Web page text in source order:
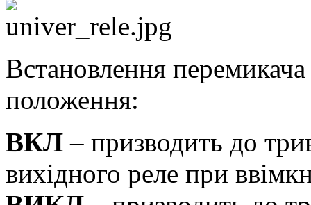
Встановлення перемикача
положення:
ВКЛ – призводить до
вихідного реле при